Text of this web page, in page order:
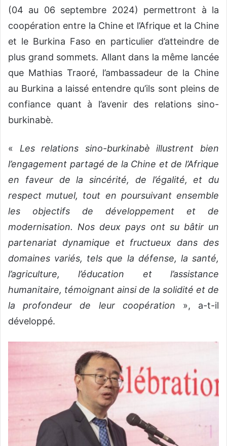
(04 au 06 septembre 2024) permettront à la
coopération entre la Chine et l’Afrique et la Chine
et le Burkina Faso en particulier d’atteindre de
plus grand sommets. Allant dans la même lancée
que Mathias Traoré, l’ambassadeur de la Chine
au Burkina a laissé entendre qu’ils sont pleins de
confiance quant à l’avenir des relations sino-
burkinabè.
« Les relations sino-burkinabè illustrent bien
l’engagement partagé de la Chine et de l’Afrique
en faveur de la sincérité, de l’égalité, et du
respect mutuel, tout en poursuivant ensemble
les objectifs de développement et de
modernisation. Nos deux pays ont su bâtir un
partenariat dynamique et fructueux dans des
domaines variés, tels que la défense, la santé,
l’agriculture, l’éducation et l’assistance
humanitaire, témoignant ainsi de la solidité et de
la profondeur de leur coopération », a-t-il
développé.